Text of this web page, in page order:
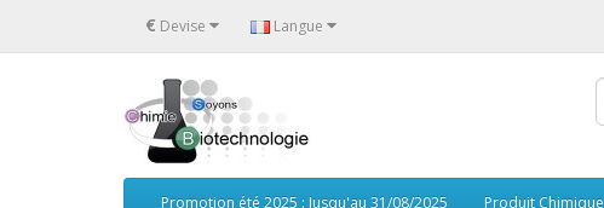
€ Devise Langue
Promotion été 2025 : Jusqu'au 31/08/2025 Produit Chimique